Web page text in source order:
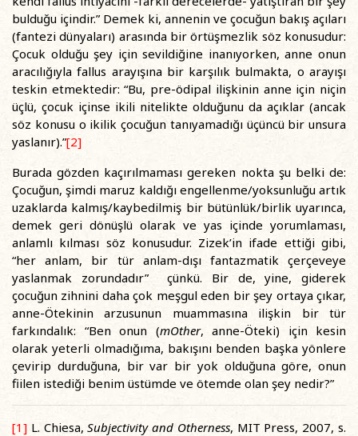
bulduğu içindir.” Demek ki, annenin ve çocuğun bakış açıları
(fantezi dünyaları) arasında bir örtüşmezlik söz konusudur:
Çocuk olduğu şey için sevildiğine inanıyorken, anne onun
aracılığıyla fallus arayışına bir karşılık bulmakta, o arayışı
teskin etmektedir: “Bu, pre-ödipal ilişkinin anne için niçin
üçlü, çocuk içinse ikili nitelikte olduğunu da açıklar (ancak
söz konusu o ikilik çocuğun tanıyamadığı üçüncü bir unsura
yaslanır).”[2]
Burada gözden kaçırılmaması gereken nokta şu belki de:
Çocuğun, şimdi maruz kaldığı engellenme/yoksunluğu artık
uzaklarda kalmış/kaybedilmiş bir bütünlük/birlik uyarınca,
demek geri dönüşlü olarak ve yas içinde yorumlaması,
anlamlı kılması söz konusudur. Zizek’in ifade ettiği gibi,
“her anlam, bir tür anlam-dışı fantazmatik çerçeveye
yaslanmak zorundadır” çünkü. Bir de, yine, giderek
çocuğun zihnini daha çok meşgul eden bir şey ortaya çıkar,
anne-Ötekinin arzusunun muammasına ilişkin bir tür
farkındalık: “Ben onun (mOther, anne-Öteki) için kesin
olarak yeterli olmadığıma, bakışını benden başka yönlere
çevirip durduğuna, bir var bir yok olduğuna göre, onun
fiilen istediği benim üstümde ve ötemde olan şey nedir?”
[1] L. Chiesa,Subjectivity and Otherness, MIT Press, 2007, s.